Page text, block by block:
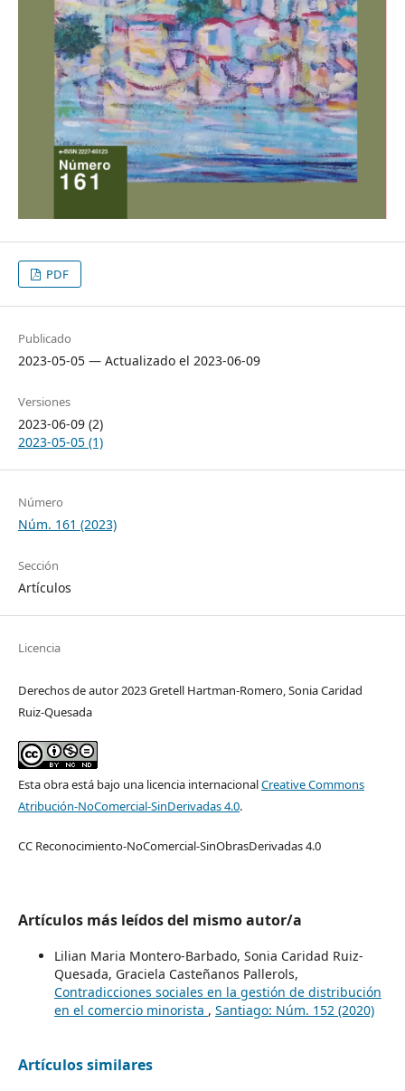
PDF
Publicado
2023-05-05 — Actualizado el 2023-06-09
Versiones
2023-06-09 (2)
2023-05-05 (1)
Número
Núm. 161 (2023)
Sección
Artículos
Licencia
Derechos de autor 2023 Gretell Hartman-Romero, Sonia Caridad
Ruiz-Quesada
Esta obra está bajo una licencia internacionalCreative Commons
Atribución-NoComercial-SinDerivadas 4.0.
CC Reconocimiento-NoComercial-SinObrasDerivadas 4.0
Artículos más leídos del mismo autor/a
Lilian Maria Montero-Barbado, Sonia Caridad Ruiz-
Quesada, Graciela Casteñanos Pallerols,
Contradicciones sociales en la gestión de distribución
en el comercio minorista , Santiago: Núm. 152 (2020)
Artículos similares